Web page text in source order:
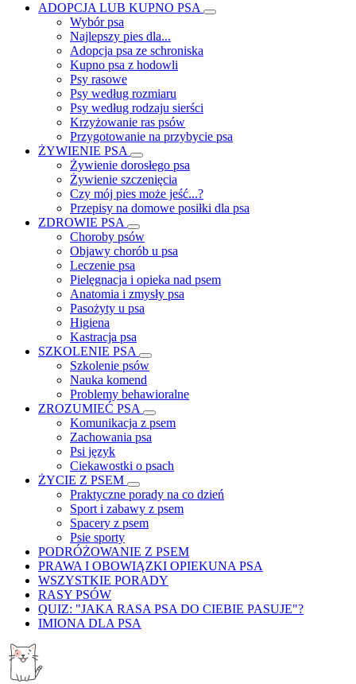
ADOPCJA LUB KUPNO PSA
Wybór psa
Najlepszy pies dla...
Adopcja psa ze schroniska
Kupno psa z hodowli
Psy rasowe
Psy według rozmiaru
Psy według rodzaju sierści
Krzyżowanie ras psów
Przygotowanie na przybycie psa
ŻYWIENIE PSA
Żywienie dorosłego psa
Żywienie szczenięcia
Czy mój pies może jeść...?
Przepisy na domowe posiłki dla psa
ZDROWIE PSA
Choroby psów
Objawy chorób u psa
Leczenie psa
Pielęgnacja i opieka nad psem
Anatomia i zmysły psa
Pasożyty u psa
Higiena
Kastracja psa
SZKOLENIE PSA
Szkolenie psów
Nauka komend
Problemy behawioralne
ZROZUMIEĆ PSA
Komunikacja z psem
Zachowania psa
Psi język
Ciekawostki o psach
ŻYCIE Z PSEM
Praktyczne porady na co dzień
Sport i zabawy z psem
Spacery z psem
Psie sporty
PODRÓŻOWANIE Z PSEM
PRAWA I OBOWIĄZKI OPIEKUNA PSA
WSZYSTKIE PORADY
RASY PSÓW
QUIZ: "JAKA RASA PSA DO CIEBIE PASUJE"?
IMIONA DLA PSA